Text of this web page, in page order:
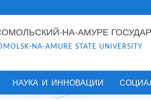
НА-АМУРЕ
NA-AMURE STATE UNIVERSITY
НАУКА И ИННОВАЦИИ